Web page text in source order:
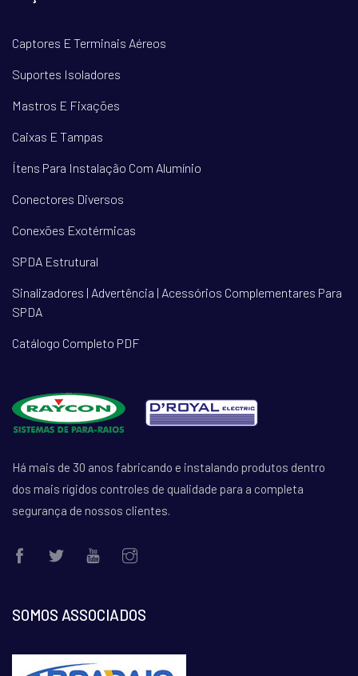
Captores E Terminais Aéreos
Suportes Isoladores
Mastros E Fixações
Caixas E Tampas
Ítens Para Instalação Com Alumínio
Conectores Diversos
Conexões Exotérmicas
SPDA Estrutural
Sinalizadores | Advertência | Acessórios Complementares Para
SPDA
Catálogo Completo PDF
Há mais de 30 anos fabricando e instalando produtos dentro
dos mais rígidos controles de qualidade para a completa
segurança de nossos clientes.
SOMOS ASSOCIADOS